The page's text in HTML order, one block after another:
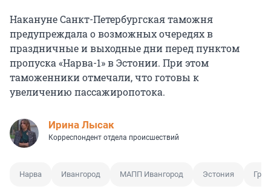
Накануне Санкт-Петербургская таможня
предупреждала о возможных очередях в
праздничные и выходные дни перед пунктом
пропуска «Нарва-1» в Эстонии. При этом
таможенники отмечали, что готовы к
увеличению пассажиропотока.
Ирина Лысак
Корреспондент отдела происшествий
Нарва Ивангород МАПП Ивангород Эстония